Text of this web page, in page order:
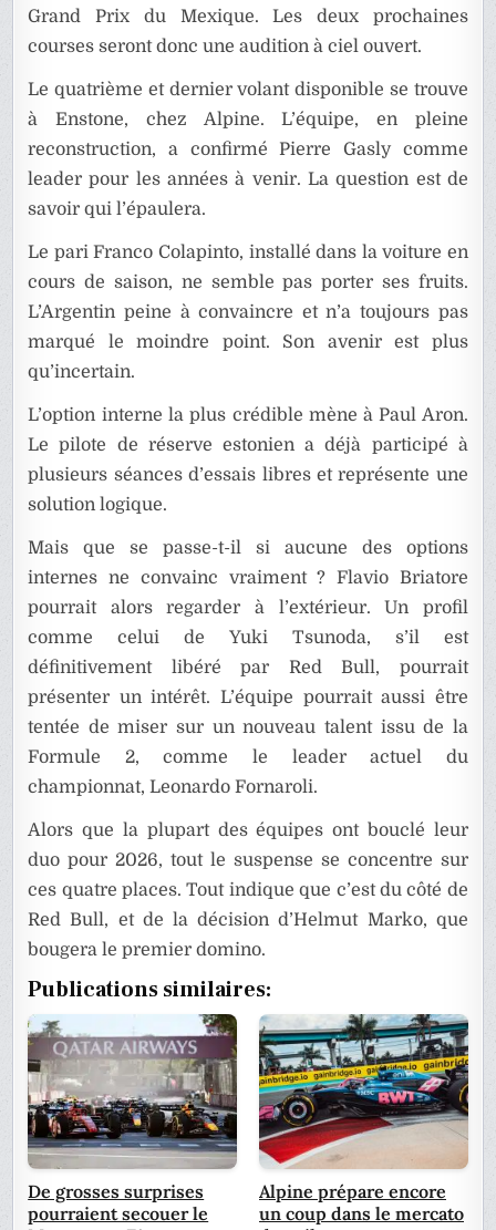
Grand Prix du Mexique. Les deux prochaines
courses seront donc une audition à ciel ouvert.
Le quatrième et dernier volant disponible se trouve
à Enstone, chez Alpine. L’équipe, en pleine
reconstruction, a confirmé Pierre Gasly comme
leader pour les années à venir. La question est de
savoir qui l’épaulera.
Le pari Franco Colapinto, installé dans la voiture en
cours de saison, ne semble pas porter ses fruits.
L’Argentin peine à convaincre et n’a toujours pas
marqué le moindre point. Son avenir est plus
qu’incertain.
L’option interne la plus crédible mène à Paul Aron.
Le pilote de réserve estonien a déjà participé à
plusieurs séances d’essais libres et représente une
solution logique.
Mais que se passe-t-il si aucune des options
internes ne convainc vraiment ? Flavio Briatore
pourrait alors regarder à l’extérieur. Un profil
comme celui de Yuki Tsunoda, s’il est
définitivement libéré par Red Bull, pourrait
présenter un intérêt. L’équipe pourrait aussi être
tentée de miser sur un nouveau talent issu de la
Formule 2, comme le leader actuel du
championnat, Leonardo Fornaroli.
Alors que la plupart des équipes ont bouclé leur
duo pour 2026, tout le suspense se concentre sur
ces quatre places. Tout indique que c’est du côté de
Red Bull, et de la décision d’Helmut Marko, que
bougera le premier domino.
Publications similaires:
De grosses surprises
pourraient secouer le
Alpine prépare encore
un coup dans le mercato